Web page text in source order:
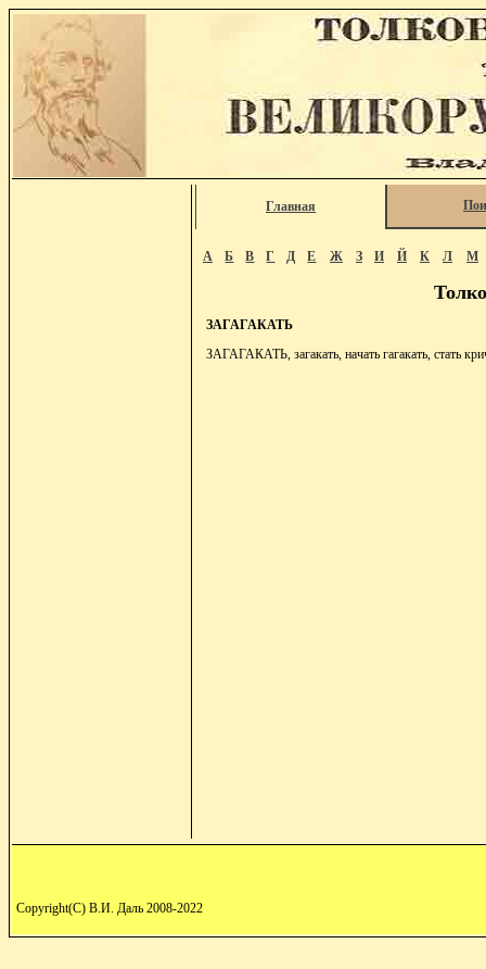
Главная
А Б В Г Д Е Ж З И Й К Л М
ЗАГАГАКАТЬ
ЗАГАГАКАТЬ, загакать, начать гагакать, стать
Copyright(C) В.И. Даль 2008-2022